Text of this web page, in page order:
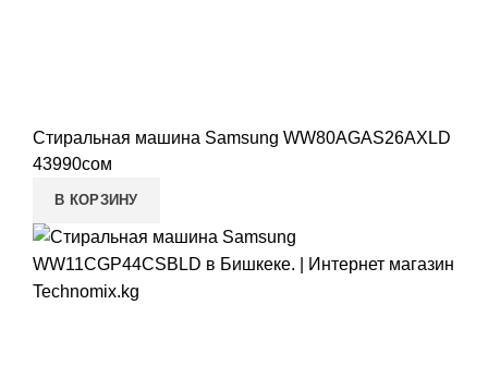
Стиральная машина Samsung WW80AGAS26AXLD
43990сом
В КОРЗИНУ